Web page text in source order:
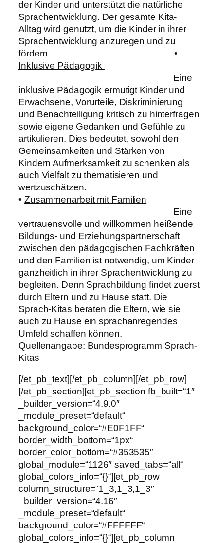
der Kinder und unterstützt die natürliche
Sprachentwicklung. Der gesamte Kita-
Alltag wird genutzt, um die Kinder in ihrer
Sprachentwicklung anzuregen und zu
fördern. •
Inklusive Pädagogik
Eine
inklusive Pädagogik ermutigt Kinder und
Erwachsene, Vorurteile, Diskriminierung
und Benachteiligung kritisch zu hinterfragen
sowie eigene Gedanken und Gefühle zu
artikulieren. Dies bedeutet, sowohl den
Gemeinsamkeiten und Stärken von
Kindern Aufmerksamkeit zu schenken als
auch Vielfalt zu thematisieren und
wertzuschätzen.
• Zusammenarbeit mit Familien
Eine
vertrauensvolle und willkommen heißende
Bildungs- und Erziehungspartnerschaft
zwischen den pädagogischen Fachkräften
und den Familien ist notwendig, um Kinder
ganzheitlich in ihrer Sprachentwicklung zu
begleiten. Denn Sprachbildung findet zuerst
durch Eltern und zu Hause statt. Die
Sprach-Kitas beraten die Eltern, wie sie
auch zu Hause ein sprachanregendes
Umfeld schaffen können.
Quellenangabe: Bundesprogramm Sprach-
Kitas
[/et_pb_text][/et_pb_column][/et_pb_row]
[/et_pb_section][et_pb_section fb_built=“1″
_builder_version=“4.9.0″
_module_preset=“default“
background_color=“#E0F1FF“
border_width_bottom=“1px“
border_color_bottom=“#353535″
global_module=“1126″ saved_tabs=“all“
global_colors_info=“{}“][et_pb_row
column_structure=“1_3,1_3,1_3″
_builder_version=“4.16″
_module_preset=“default“
background_color=“#FFFFFF“
global_colors_info=“{}“][et_pb_column